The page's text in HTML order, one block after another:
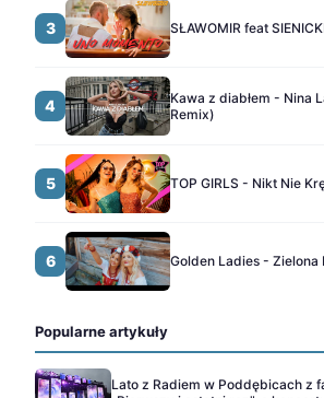
3 SŁAWOMIR feat
4
Kawa z diabłem - Nina
Remix)
5 TOP GIRLS - Nikt Nie
6 Golden Ladies - Zielona
Popularne artykuły
Lato z Radiem w Poddębicach z